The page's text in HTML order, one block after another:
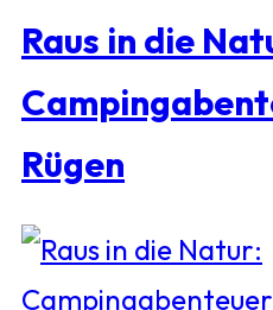
Raus in die
Rügen